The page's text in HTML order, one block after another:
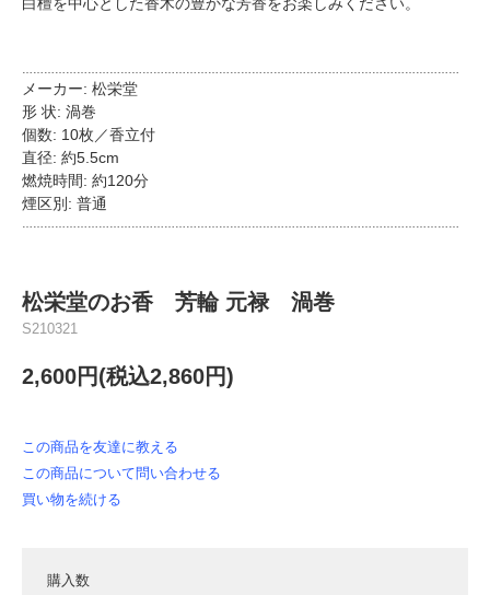
メーカー: 松栄堂
形 状: 渦巻
個数: 10枚／香立付
直径: 約5.5cm
燃焼時間: 約120分
煙区別: 普通
松栄堂のお香 芳輪 元禄 渦巻
S210321
2,600円(税込2,860円)
この商品を友達に教える
この商品について問い合わせる
買い物を続ける
購入数